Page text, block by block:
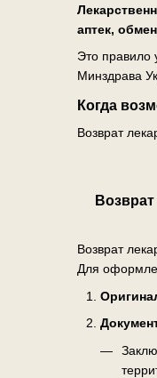
аптек,
Это правило
Минздрава
Когда
Возврат
Возврат
Возврат
Для